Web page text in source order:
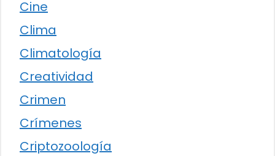
Cine
Clima
Climatología
Creatividad
Crimen
Crímenes
Criptozoología